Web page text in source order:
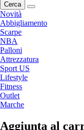
Cerca
Novità
Abbigliamento
Scarpe
NBA
Palloni
Attrezzatura
Sport US
Lifestyle
Fitness
Outlet
Marche
Aggiunta al